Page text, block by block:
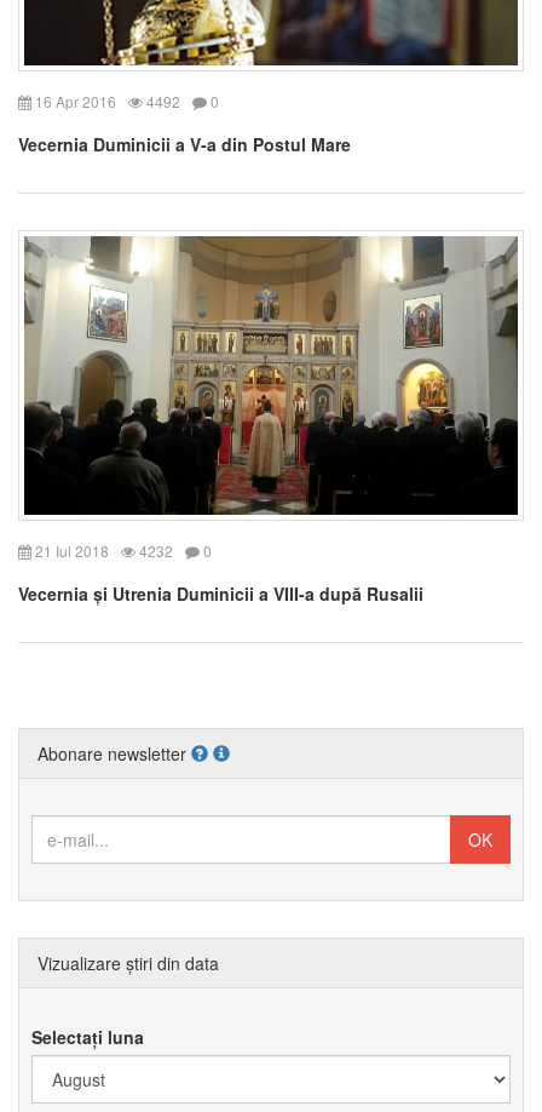
16 Apr 2016 4492 0
Vecernia Duminicii a V-a din Postul Mare
21 Iul 2018 4232 0
Vecernia și Utrenia Duminicii a VIII-a după Rusalii
Abonare newsletter
Vizualizare știri din data
Selectați luna